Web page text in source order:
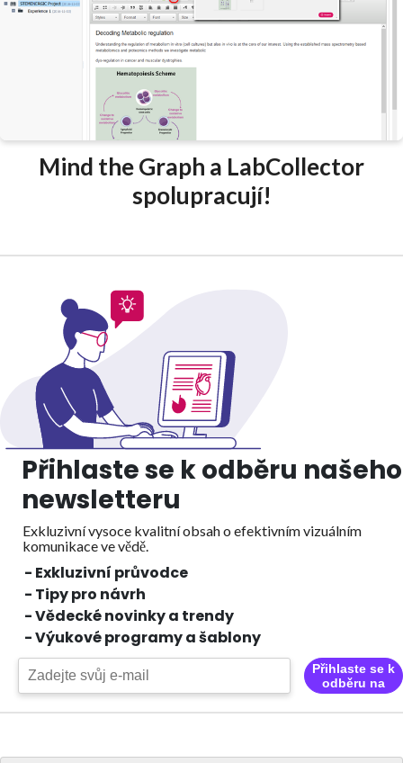
Mind the Graph a LabCollector
spolupracují!
Přihlaste se k odběru našeho
newsletteru
Exkluzivní vysoce kvalitní obsah o efektivním vizuálním
komunikace ve vědě.
- Exkluzivní průvodce
- Tipy pro návrh
- Vědecké novinky a trendy
- Výukové programy a šablony
Přihlaste se k
odběru na